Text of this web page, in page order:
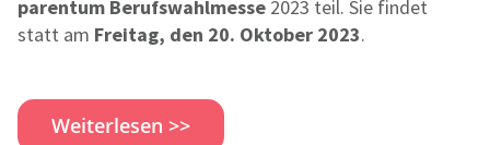
parentum Berufswahlmesse 2023 teil. Sie findet
statt am Freitag, den 20. Oktober 2023.
Weiterlesen >>